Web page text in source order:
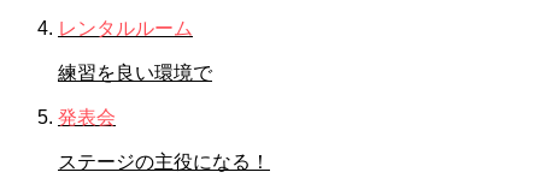
レンタルルーム
練習を良い環境で
発表会
ステージの主役になる！